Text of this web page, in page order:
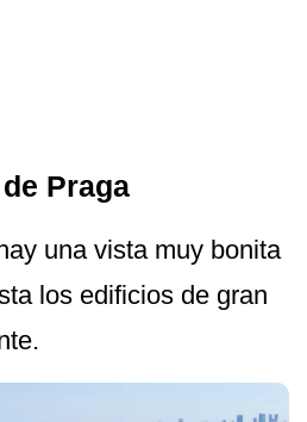
Praga
una vista muy bonita
los edificios de gran